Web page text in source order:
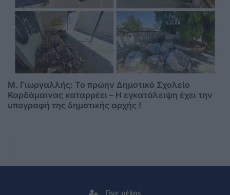
M. Γιωργαλλής: Το πρώην Δημοτικό Σχολείο
Καρδάμαινας καταρρέει – Η εγκατάλειψη έχει την
υπογραφή της δημοτικής αρχής !